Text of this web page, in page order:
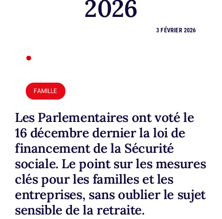
2026
3 FÉVRIER 2026
•
FAMILLE
Les Parlementaires ont voté le
16 décembre dernier la loi de
financement de la Sécurité
sociale. Le point sur les mesures
clés pour les familles et les
entreprises, sans oublier le sujet
sensible de la retraite.